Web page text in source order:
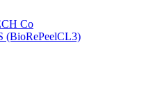
Co
(BioRePeelCL3)